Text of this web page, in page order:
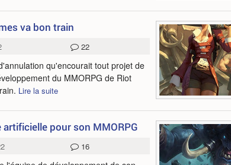
va bon train
22
qu'encourait tout projet de
du MMORPG de Riot
Lire la suite
pour son MMORPG
16